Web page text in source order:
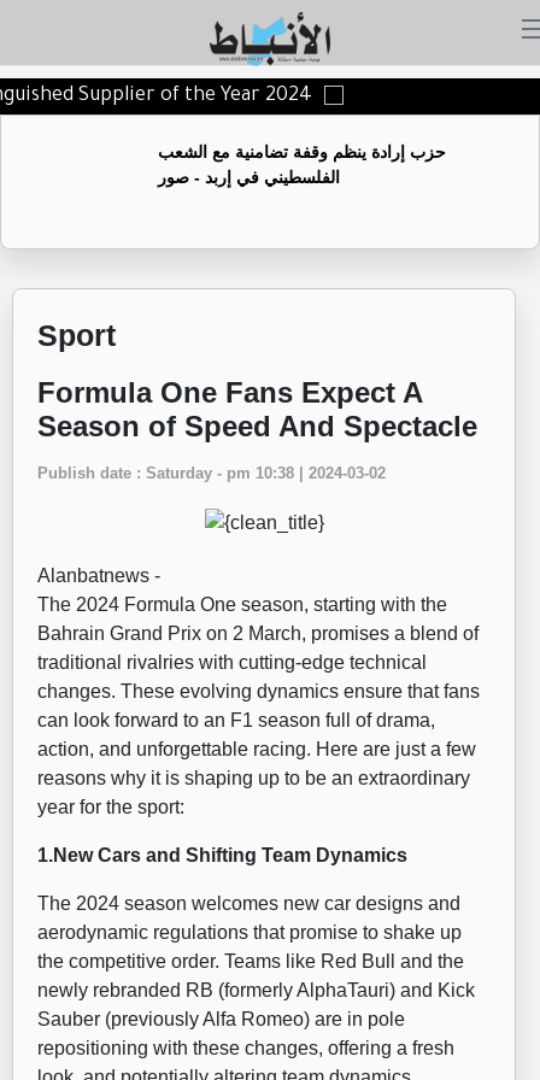
Supplier of the Year 2024
حزب إرادة ينظم وقفة تضامنية مع الشعب
الفلسطيني في إربد - صور
Sport
Formula One Fans Expect A
Season of Speed And Spectacle
Publish date : Saturday - pm 10:38 | 2024-03-02
Alanbatnews -
The 2024 Formula One season, starting with the
Bahrain Grand Prix on 2 March, promises a blend of
traditional rivalries with cutting-edge technical
changes. These evolving dynamics ensure that fans
can look forward to an F1 season full of drama,
action, and unforgettable racing. Here are just a few
reasons why it is shaping up to be an extraordinary
year for the sport:
1.New Cars and Shifting Team Dynamics
The 2024 season welcomes new car designs and
aerodynamic regulations that promise to shake up
the competitive order. Teams like Red Bull and the
newly rebranded RB (formerly AlphaTauri) and Kick
Sauber (previously Alfa Romeo) are in pole
repositioning with these changes, offering a fresh